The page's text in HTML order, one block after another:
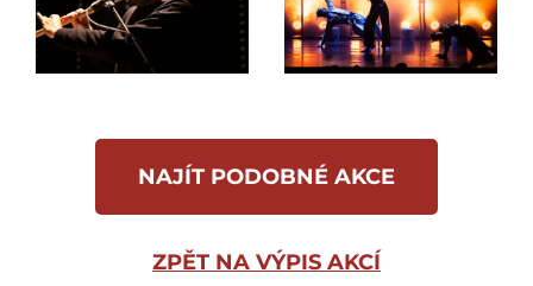
NAJÍT PODOBNÉ AKCE
ZPĚT NA VÝPIS AKCÍ